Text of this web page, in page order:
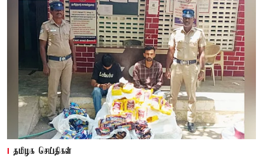
தமிழக செய்திகள்